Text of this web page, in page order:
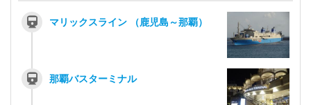
マリックスライン （鹿児島～那覇）
那覇バスターミナル